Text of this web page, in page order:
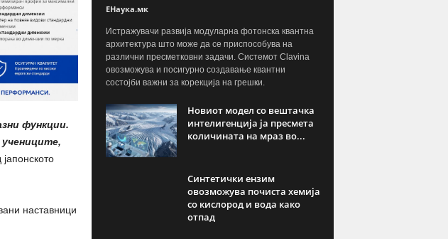
функции.
наставници
ЕНаука.мк
Истражувачи развија модуларна фотонска квантна
архитектура што може да се приспособува на
различни пресметковни задачи. Системот Clavina
овозможува и посигурно создавање квантни
состојби важни за корекција на грешки.
Новиот модел со вештачка
интелигенција ја пресмета
количината на мраз во...
Синтетички ензим
овозможува почиста хемија
со кислород и вода како
отпад